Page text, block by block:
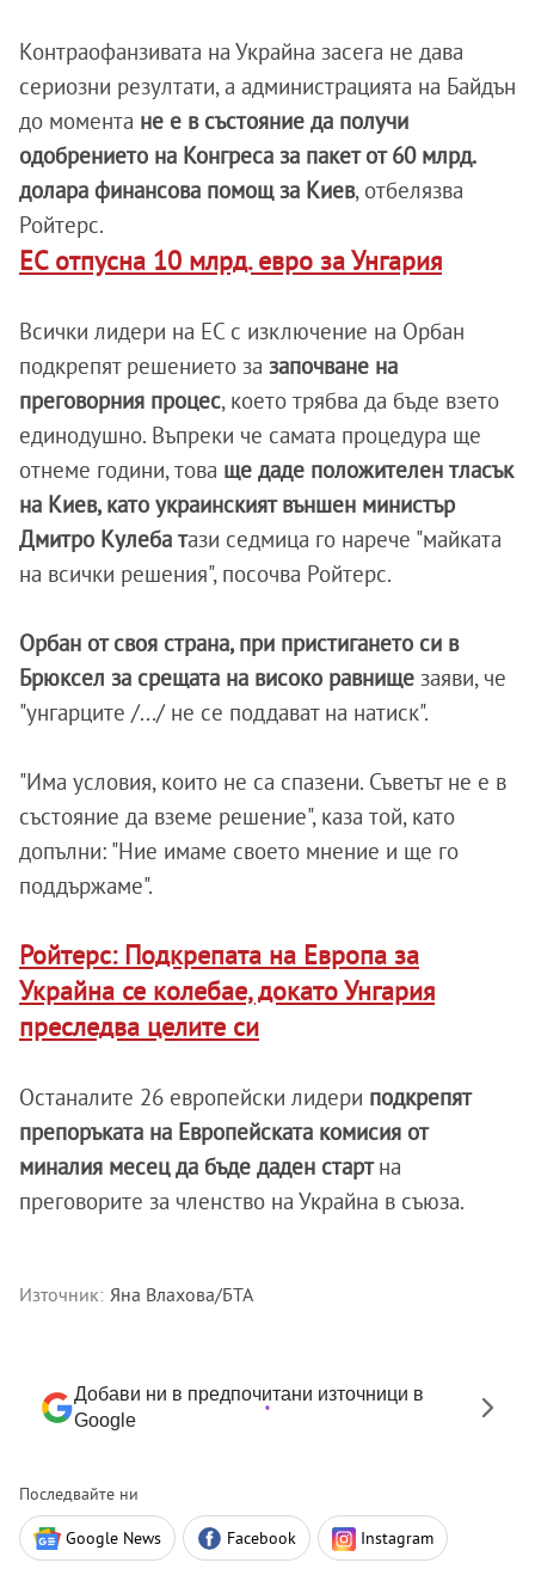
Контраофанзивата на Украйна засега не дава
сериозни резултати, а администрацията на Байдън
до момента не е в състояние да получи
одобрението на Конгреса за пакет от 60 млрд.
долара финансова помощ за Киев, отбелязва
Ройтерс.
ЕС отпусна 10 млрд. евро за Унгария
Всички лидери на ЕС с изключение на Орбан
подкрепят решението за започване на
преговорния процес, което трябва да бъде взето
единодушно. Въпреки че самата процедура ще
отнеме години, това ще даде положителен тласък
на Киев, като украинският външен министър
Дмитро Кулеба тази седмица го нарече "майката
на всички решения", посочва Ройтерс.
Орбан от своя страна, при пристигането си в
Брюксел за срещата на високо равнище заяви, че
"унгарците /.../ не се поддават на натиск".
"Има условия, които не са спазени. Съветът не е в
състояние да вземе решение", каза той, като
допълни: "Ние имаме своето мнение и ще го
поддържаме".
Ройтерс: Подкрепата на Европа за
Украйна се колебае, докато Унгария
преследва целите си
Останалите 26 европейски лидери подкрепят
препоръката на Европейската комисия от
миналия месец да бъде даден стартна
преговорите за членство на Украйна в съюза.
Източник: Яна Влахова/БТА
Добави ни в предпочитани източници в
Google
Последвайте ни
Google News Facebook Instagram